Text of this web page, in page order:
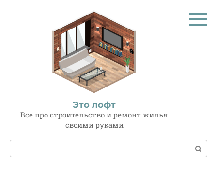
Это лофт
Все про строительство и ремонт жилья
своими руками
Поиск: